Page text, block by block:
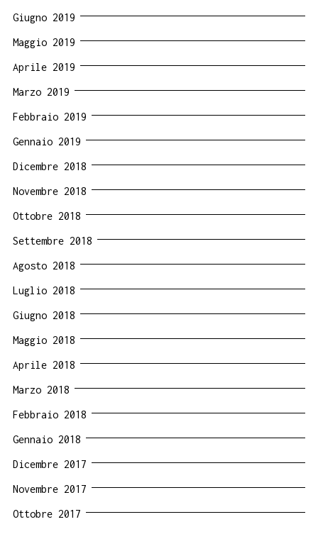
Giugno 2019
Maggio 2019
Aprile 2019
Marzo 2019
Febbraio 2019
Gennaio 2019
Dicembre 2018
Novembre 2018
Ottobre 2018
Settembre 2018
Agosto 2018
Luglio 2018
Giugno 2018
Maggio 2018
Aprile 2018
Marzo 2018
Febbraio 2018
Gennaio 2018
Dicembre 2017
Novembre 2017
Ottobre 2017